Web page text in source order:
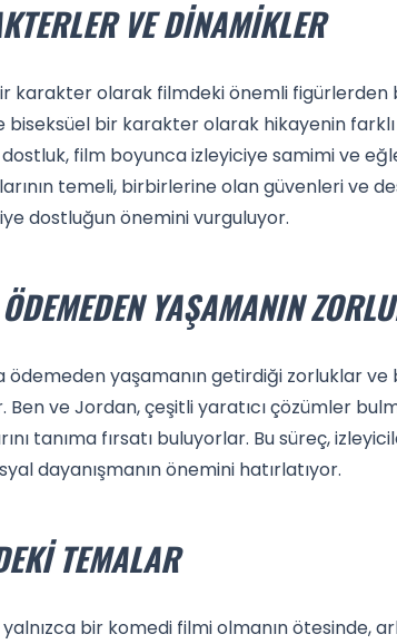
VE DINAMIKLER
karakter olarak filmdeki önemli figürlerden
biseksüel bir karakter olarak hikayenin
dostluk, film boyunca izleyiciye samimi ve
temeli, birbirlerine olan güvenleri ve
dostluğun önemini vurguluyor.
YAŞAMANIN
ödemeden yaşamanın getirdiği zorluklar
Ben ve Jordan, çeşitli yaratıcı çözümler
tanıma fırsatı buluyorlar. Bu süreç,
dayanışmanın önemini hatırlatıyor.
TEMALAR
yalnızca bir komedi filmi olmanın ötesinde,